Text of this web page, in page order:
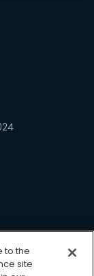
to the
site